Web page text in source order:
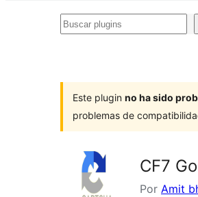
Buscar
Este plugin no ha sido
problemas de
CF7
Por Amit